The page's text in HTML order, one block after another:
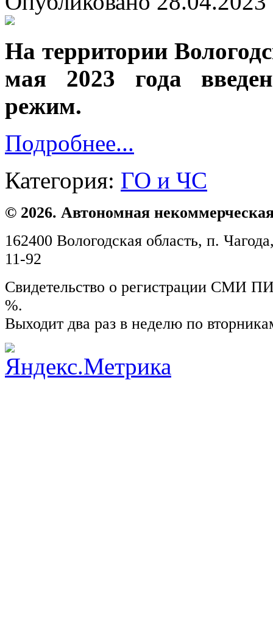
На территории
мая 2023 года
режим.
Подробнее...
Категория: ГО и ЧС
© 2026. Автономная
162400 Вологодская область, п.
11-92
Свидетельство о регистрации СМИ
%.
Выходит два раз в неделю по